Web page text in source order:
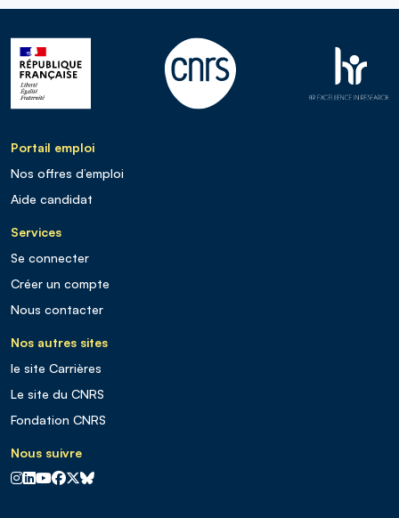
Portail emploi
Nos offres d’emploi
Aide candidat
Services
Se connecter
Créer un compte
Nous contacter
Nos autres sites
le site Carrières
Le site du CNRS
Fondation CNRS
Nous suivre
CNRS sur Instagram
CNRS sur Linkedin
CNRS sur Youtube
CNRS sur Facebook
CNRS sur X
CNRS sur Blus sky